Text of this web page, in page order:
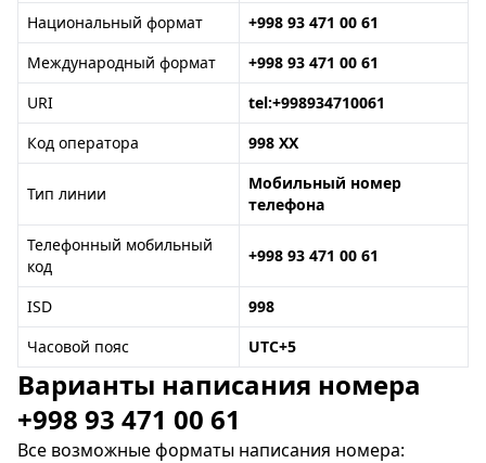
Национальный формат
+998 93 471 00 61
Международный формат
+998 93 471 00 61
URI
tel:+998934710061
Код оператора
998 XX
Тип линии
Мобильный номер
телефона
Телефонный мобильный
код
+998 93 471 00 61
ISD
998
Часовой пояс
UTC+5
Варианты написания номера
+998 93 471 00 61
Все возможные форматы написания номера: